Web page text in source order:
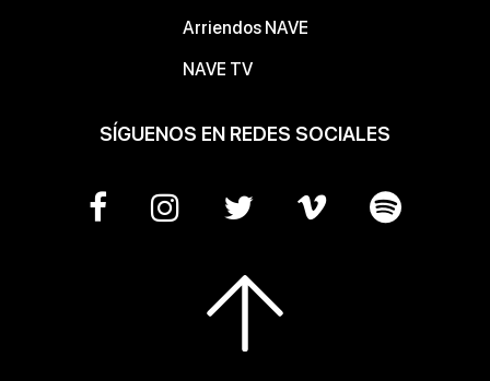
Arriendos NAVE
NAVE TV
SÍGUENOS EN REDES SOCIALES